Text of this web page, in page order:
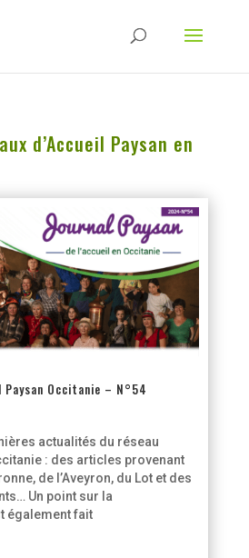
Policy
ga('require', 'GTM-TFCVLFN');
d’Accueil Paysan en
Paysan Occitanie – N°54
actualités du réseau
: des articles provenant
de l’Aveyron, du Lot et des
Un point sur la
également fait